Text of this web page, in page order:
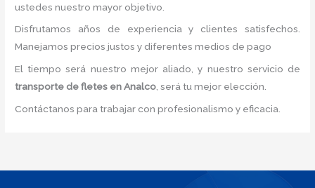
ustedes nuestro mayor objetivo.
Disfrutamos años de experiencia y clientes satisfechos.
Manejamos precios justos y diferentes medios de pago
El tiempo será nuestro mejor aliado, y nuestro servicio de
transporte de fletes en Analco, será tu mejor elección.
Contáctanos para trabajar con profesionalismo y eficacia.